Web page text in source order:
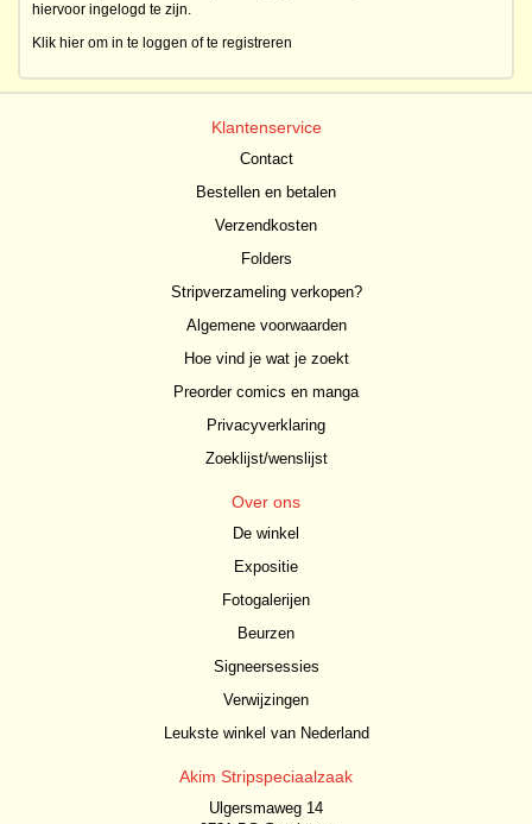
hiervoor ingelogd te zijn.
Klik hier om in te loggen of te registreren
Klantenservice
Contact
Bestellen en betalen
Verzendkosten
Folders
Stripverzameling verkopen?
Algemene voorwaarden
Hoe vind je wat je zoekt
Preorder comics en manga
Privacyverklaring
Zoeklijst/wenslijst
Over ons
De winkel
Expositie
Fotogalerijen
Beurzen
Signeersessies
Verwijzingen
Leukste winkel van Nederland
Akim Stripspeciaalzaak
Ulgersmaweg 14